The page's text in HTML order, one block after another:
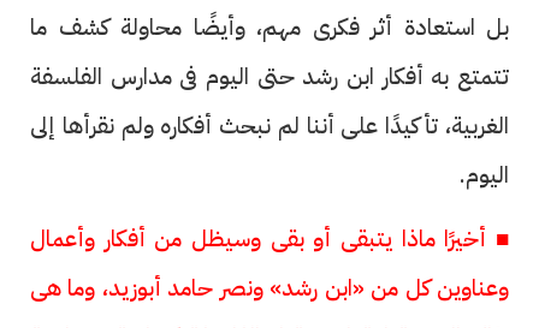
بل استعادة أثر فكرى مهم، وأيضًا محاولة كشف ما
تتمتع به أفكار ابن رشد حتى اليوم فى مدارس الفلسفة
الغربية، تأكيدًا على أننا لم نبحث أفكاره ولم نقرأها إلى
اليوم.
■ أخيرًا ماذا يتبقى أو بقى وسيظل من أفكار وأعمال
وعناوين كل من «ابن رشد» ونصر حامد أبوزيد، وما هى